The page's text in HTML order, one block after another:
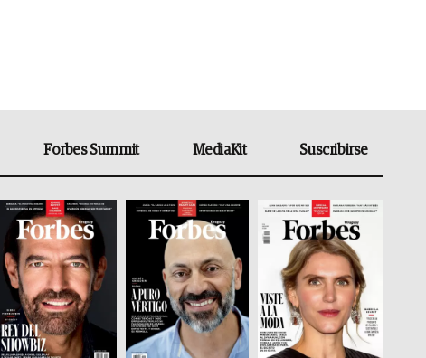
Forbes Summit MediaKit Suscribirse